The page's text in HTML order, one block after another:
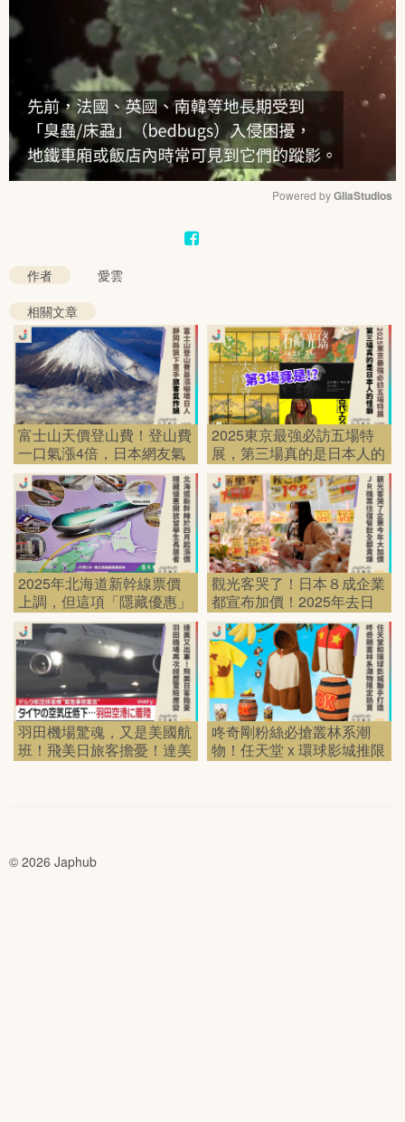
Powered by GliaStudios
作者
愛雲
相關文章
富士山天價登山費！登山費
一口氣漲4倍，日本網友氣
炸了！
2025東京最強必訪五場特
展，第三場真的是日本人的
怪癖？！
2025年北海道新幹線票價
上調，但這項「隱藏優惠」
竟然開放給留學生與長居
者？！
觀光客哭了！日本８成企業
都宣布加價！2025年去日
本旅遊要花多少？驚人數字
曝光！
羽田機場驚魂，又是美國航
班！飛美日旅客擔憂！達美
客機胎壓異常緊急降落
咚奇剛粉絲必搶叢林系潮
物！任天堂 x 環球影城推限
定周邊，木桶香蕉通通有！
© 2026 Japhub